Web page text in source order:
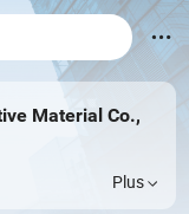
Material Co.,
Plus